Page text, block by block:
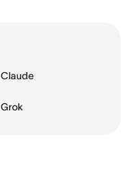
Claude
Grok